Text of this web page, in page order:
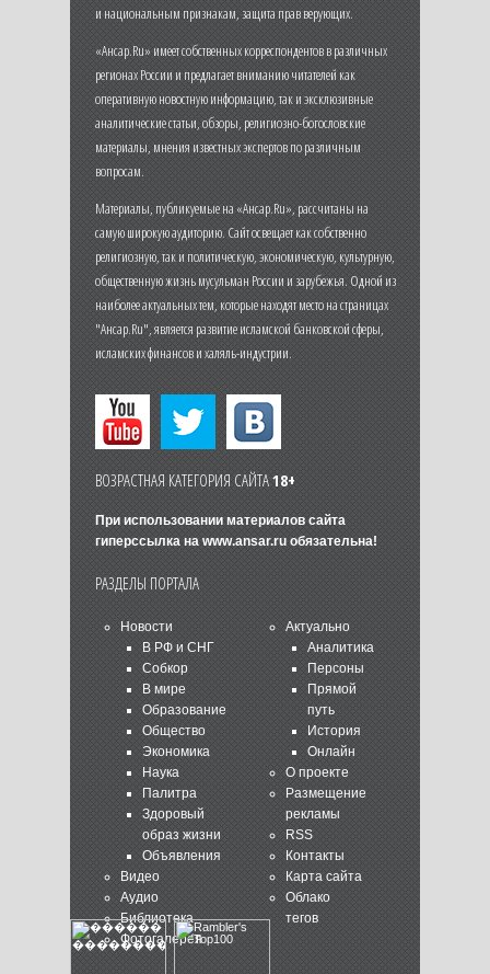
и национальным признакам, защита прав верующих.
«Ансар.Ru» имеет собственных корреспондентов в различных
регионах России и предлагает вниманию читателей как
оперативную новостную информацию, так и эксклюзивные
аналитические статьи, обзоры, религиозно-богословские
материалы, мнения известных экспертов по различным
вопросам.
Материалы, публикуемые на «Ансар.Ru», рассчитаны на
самую широкую аудиторию. Сайт освещает как собственно
религиозную, так и политическую, экономическую, культурную,
общественную жизнь мусульман России и зарубежья. Одной из
наиболее актуальных тем, которые находят место на страницах
"Ансар.Ru", является развитие исламской банковской сферы,
исламских финансов и халяль-индустрии.
ВОЗРАСТНАЯ КАТЕГОРИЯ САЙТА18+
При использовании материалов сайта
гиперссылка на www.ansar.ruобязательна!
РАЗДЕЛЫ ПОРТАЛА
Новости
В РФ и СНГ
Собкор
В мире
Образование
Общество
Экономика
Наука
Палитра
Здоровый
образ жизни
Объявления
Видео
Аудио
Библиотека
Фотогалерея
Актуально
Аналитика
Персоны
Прямой
путь
История
Онлайн
О проекте
Размещение
рекламы
RSS
Контакты
Карта сайта
Облако
тегов